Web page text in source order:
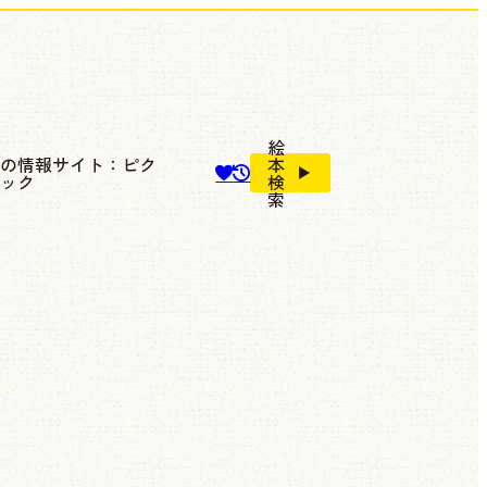
情報サイト：ピク
ク
絵
本
検
索